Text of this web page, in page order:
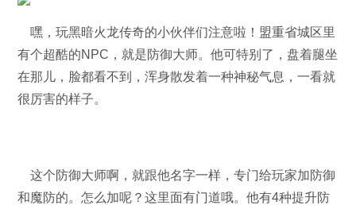
嘿，玩黑暗火龙传奇的小伙伴们注意啦！盟重省城区里
有个超酷的NPC，就是防御大师。他可特别了，盘着腿坐
在那儿，脸都看不到，浑身散发着一种神秘气息，一看就
很厉害的样子。
这个防御大师啊，就跟他名字一样，专门给玩家加防御
和魔防的。怎么加呢？这里面有门道哦。他有4种提升防